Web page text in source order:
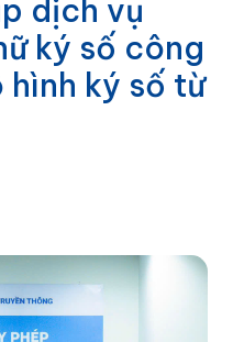
dịch vụ
ký số công
ký số từ